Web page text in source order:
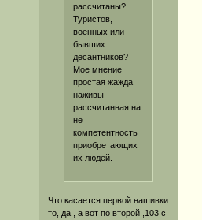
рассчитаны?
Туристов,
военных или
бывших
десантников?
Мое мнение
простая жажда
наживы
рассчитанная на
не
компетентность
приобретающих
их людей.
Что касается первой нашивки
то, да , а вот по второй ,103 с